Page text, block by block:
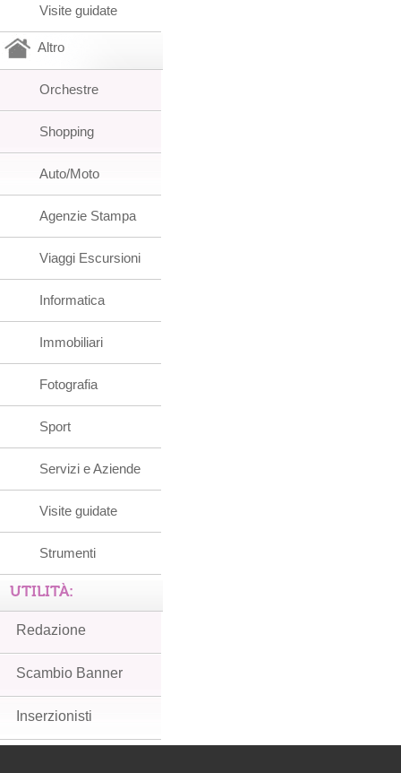
Visite guidate
Altro
Orchestre
Shopping
Auto/Moto
Agenzie Stampa
Viaggi Escursioni
Informatica
Immobiliari
Fotografia
Sport
Servizi e Aziende
Visite guidate
Strumenti
UTILITÀ:
Redazione
Scambio Banner
Inserzionisti